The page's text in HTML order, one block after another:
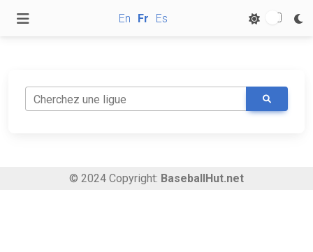
En Fr Es
Cherchez une ligue
© 2024 Copyright: BaseballHut.net